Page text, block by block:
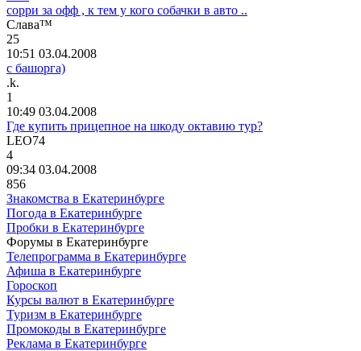
сорри за офф , к тем у кого собачки в авто ..
Cлaвa™
25
10:51 03.04.2008
с башорга)
.k.
1
10:49 03.04.2008
Где купить прицепное на шкоду октавию тур?
LEO74
4
09:34 03.04.2008
856
Знакомства в Екатеринбурге
Погода в Екатеринбурге
Пробки в Екатеринбурге
Форумы в Екатеринбурге
Телепрограмма в Екатеринбурге
Афиша в Екатеринбурге
Гороскоп
Курсы валют в Екатеринбурге
Туризм в Екатеринбурге
Промокоды в Екатеринбурге
Реклама в Екатеринбурге